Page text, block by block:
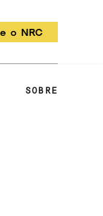
o NRC
SOBRE